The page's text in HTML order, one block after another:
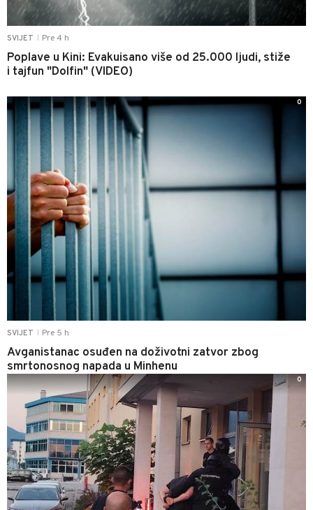
SVIJET Pre 4 h
Poplave u Kini: Evakuisano više od 25.000 ljudi, stiže
i tajfun "Dolfin" (VIDEO)
SVIJET Pre 5 h
Avganistanac osuđen na doživotni zatvor zbog
smrtonosnog napada u Minhenu
0
0